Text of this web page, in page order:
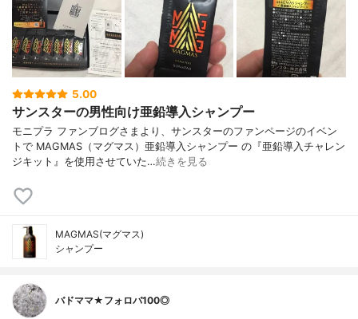
5.00
サンスターの男性向け亜鉛導入シャンプー
モニプラ ファンブログさまより、サンスターのファンページのイベン
トで MAGMAS（マグマス）亜鉛導入シャンプー の『亜鉛導入チャレン
ジキット』を使用させていた…続きを見る
MAGMAS(マグマス)
シャンプー
バドママ★フォロバ100◎